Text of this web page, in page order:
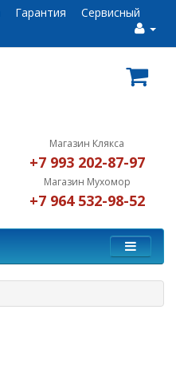
Гарантия
Сервисный
Магазин Клякса
+7 993 202-87-97
Магазин Мухомор
+7 964 532-98-52